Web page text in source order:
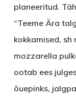
planeeritud.
“Teeme Ära
kokkamised, sh
mozzarella
ootab ees
õuepinks,